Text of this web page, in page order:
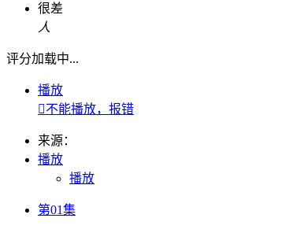
很差
人
评分加载中...
播放
不能播放，报错
来源：
播放
播放
第01集